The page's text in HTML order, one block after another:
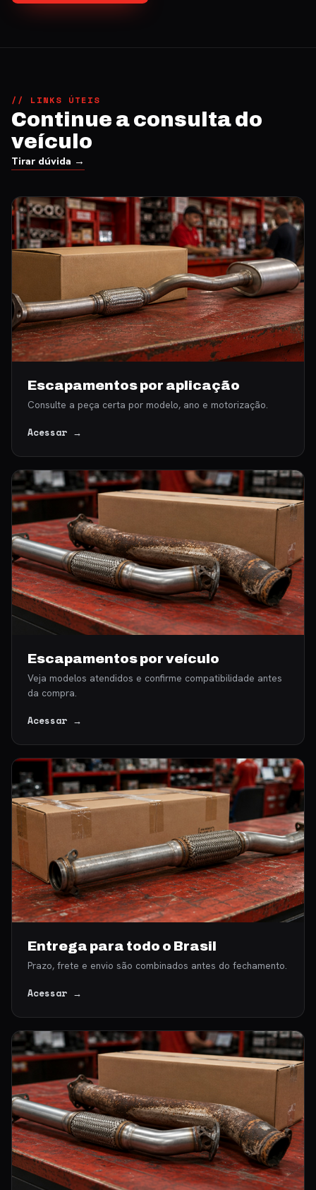
// LINKS ÚTEIS
Continue a consulta do
veículo
Tirar dúvida →
Escapamentos por aplicação
Consulte a peça certa por modelo, ano e motorização.
Acessar →
Escapamentos por veículo
Veja modelos atendidos e confirme compatibilidade antes
da compra.
Acessar →
Entrega para todo o Brasil
Prazo, frete e envio são combinados antes do fechamento.
Acessar →